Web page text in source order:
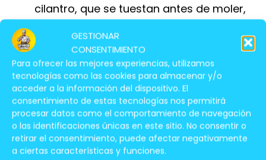
GESTIONAR
CONSENTIMIENTO
Para ofrecer las mejores experiencias, utilizamos
tecnologías como las cookies para almacenar y/o
acceder a la información del dispositivo. El
consentimiento de estas tecnologías nos permitirá
procesar datos como el comportamiento de navegación
o las identificaciones únicas en este sitio. No consentir o
retirar el consentimiento, puede afectar negativamente
a ciertas características y funciones.
cilantro, que se tuestan antes de moler,
Tikka Masala.
Cayena : La cayena aporta un toque
picante al Tikka Masala. La cantidad de
cayena se ajusta al gusto, ya que
algunas personas prefieren un Tikka
Masala más picante que otras.